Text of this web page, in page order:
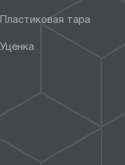
Пластиковая тара
Уценка